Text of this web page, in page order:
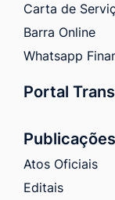
Carta de
Barra Online
Whatsapp
Portal
Publicações
Atos Oficiais
Editais